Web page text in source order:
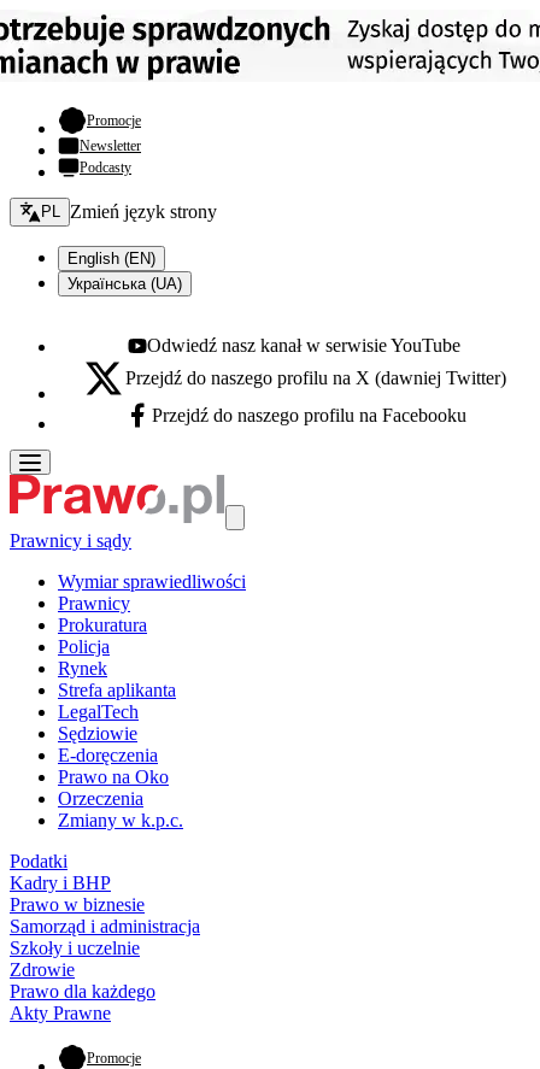
Promocje- otwiera się w nowej karcie
Newsletter
Podcasty
Zmień język - bieżący:
PL Zmień język strony
English (EN)
Українська (UA)
Youtube - otwiera się w nowej karcie
Odwiedź nasz kanał w serwisie YouTube
X - otwiera się w nowej karcie
Przejdź do naszego profilu na X (dawniej Twitter)
Facebook - otwiera się w nowej karcie
Przejdź do naszego profilu na Facebooku
Prawnicy i sądy
Wymiar sprawiedliwości
Prawnicy
Prokuratura
Policja
Rynek
Strefa aplikanta
LegalTech
Sędziowie
E-doręczenia
Prawo na Oko
Orzeczenia
Zmiany w k.p.c.
Podatki
Kadry i BHP
Prawo w biznesie
Samorząd i administracja
Szkoły i uczelnie
Zdrowie
Prawo dla każdego
Akty Prawne
Promocje- otwiera się w nowej karcie